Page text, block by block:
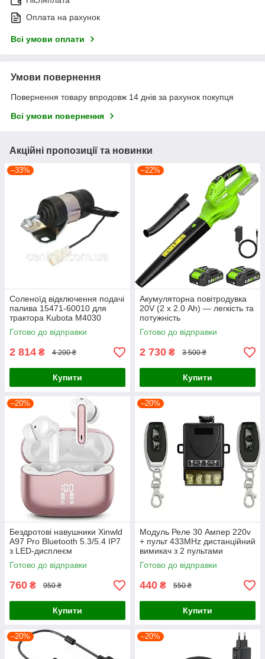
Оплата на рахунок
Всі умови оплати
Умови повернення
Повернення товару впродовж 14 днів за рахунок покупця
Всі умови повернення
Акційні пропозиції та новинки
–33%
Соленоїд відключення подачі
палива 15471-60010 для
трактора Kubota M4030
M4900 M4950 M5030 M5700
екскаватор KH-151 KH-191
KX1
Готово до відправки
2 814 ₴ 4 200 ₴
Купити
–22%
Акумуляторна повітродувка
20V (2 х 2.0 Ah) — легкість та
потужність
Готово до відправки
2 730 ₴ 3 500 ₴
Купити
–20%
Бездротові навушники Xinwld
A97 Pro Bluetooth 5.3/5.4 IP7
з LED-дисплеєм
Готово до відправки
760 ₴ 950 ₴
Купити
–20%
Модуль Реле 30 Ампер 220v
+ пульт 433MHz дистанційний
вимикач з 2 пультами
Готово до відправки
440 ₴ 550 ₴
Купити
–20% –20%